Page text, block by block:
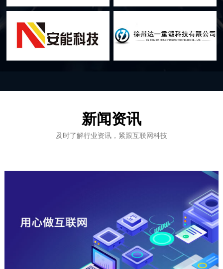
新闻资讯
及时了解行业资讯，紧跟互联网科技